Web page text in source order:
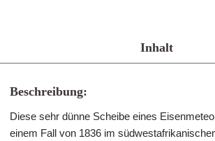
Inhalt
Beschreibung:
Diese sehr dünne Scheibe eines
einem Fall von 1836 im